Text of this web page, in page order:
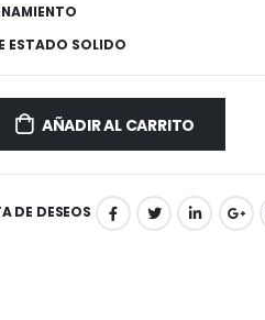
ESTADO SOLIDO
AÑADIR AL CARRITO
DE DESEOS